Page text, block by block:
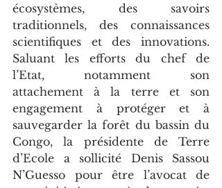
écosystèmes, des savoirs
traditionnels, des connaissances
scientifiques et des innovations.
Saluant les efforts du chef de
l’Etat, notamment son
attachement à la terre et son
engagement à protéger et à
sauvegarder la forêt du bassin du
Congo, la présidente de Terre
d’Ecole a sollicité Denis Sassou
N’Guesso pour être l’avocat de